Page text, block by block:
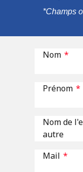
*Champs
Nom *
Prénom *
Nom de
autre
Mail *